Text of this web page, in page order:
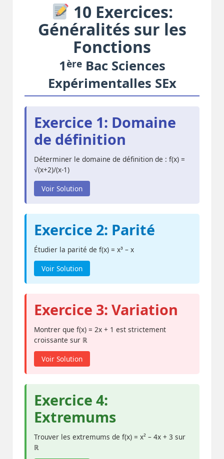
10 Exercices:
Généralités sur les
Fonctions
1èreBac Sciences
Expérimentalles SEx
Exercice 1: Domaine
de définition
Déterminer le domaine de définition de : f(x) =
√(x+2)/(x-1)
Voir Solution
Exercice 2: Parité
Étudier la parité de f(x) = x³ – x
Voir Solution
Exercice 3: Variation
Montrer que f(x) = 2x + 1 est strictement
croissante sur ℝ
Voir Solution
Exercice 4:
Extremums
Trouver les extremums de f(x) = x² – 4x + 3 sur
ℝ